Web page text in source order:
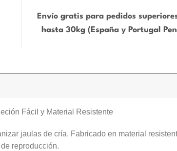
Envío gratis para pedidos
hasta 30kg (España y Portugal
Fácil y Material Resistente
jaulas de cría. Fabricado en material
reproducción.